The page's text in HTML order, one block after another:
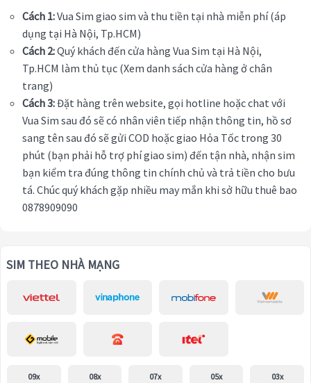
Cách 1:Vua Sim giao sim và thu tiền tại nhà miễn phí (áp
dụng tại Hà Nội, Tp.HCM)
Cách 2:Quý khách đến cửa hàng Vua Sim tại Hà Nội,
Tp.HCM làm thủ tục (Xem danh sách cửa hàng ở chân
trang)
Cách 3:Đặt hàng trên website, gọi hotline hoặc chat với
Vua Sim sau đó sẽ có nhân viên tiếp nhận thông tin, hồ sơ
sang tên sau đó sẽ gửi COD hoặc giao Hỏa Tốc trong 30
phút (bạn phải hỗ trợ phí giao sim) đến tận nhà, nhận sim
bạn kiểm tra đúng thông tin chính chủ và trả tiền cho bưu
tá. Chúc quý khách gặp nhiều may mắn khi sở hữu thuê bao
0878909090
SIM THEO NHÀ MẠNG
09x 08x 07x 05x 03x